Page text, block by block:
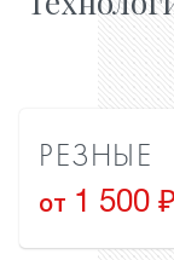
РЕЗНЫЕ
от 1 500